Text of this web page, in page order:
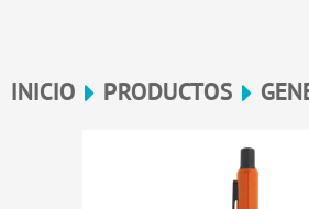
INICIO PRODUCTOS